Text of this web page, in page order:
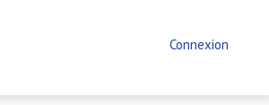
Connexion